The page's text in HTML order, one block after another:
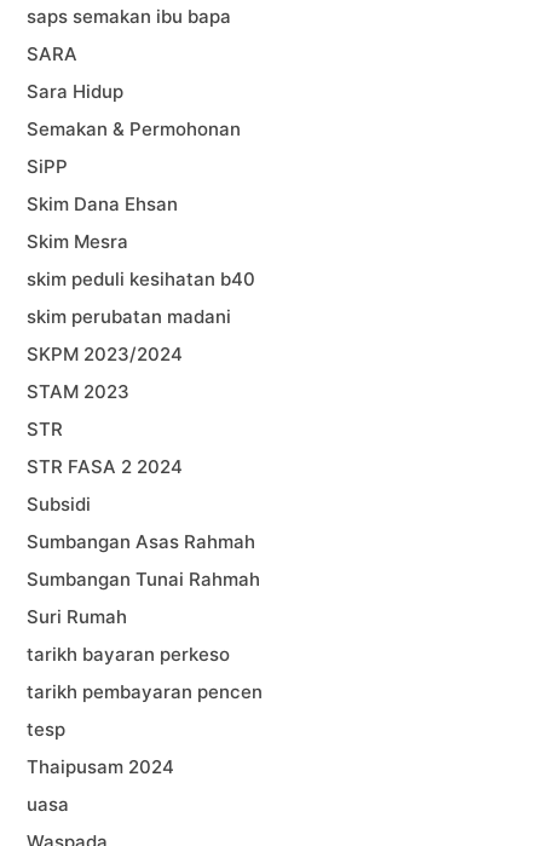
saps semakan ibu bapa
SARA
Sara Hidup
Semakan & Permohonan
SiPP
Skim Dana Ehsan
Skim Mesra
skim peduli kesihatan b40
skim perubatan madani
SKPM 2023/2024
STAM 2023
STR
STR FASA 2 2024
Subsidi
Sumbangan Asas Rahmah
Sumbangan Tunai Rahmah
Suri Rumah
tarikh bayaran perkeso
tarikh pembayaran pencen
tesp
Thaipusam 2024
uasa